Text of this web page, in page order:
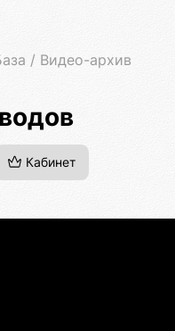
/ Видео-архив
Кабинет